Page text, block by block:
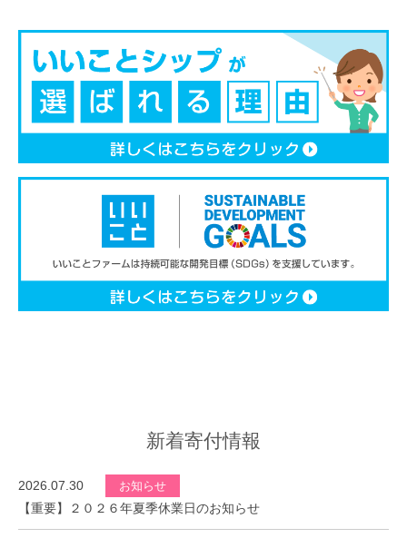
新着寄付情報
2026.07.30 お知らせ
【重要】２０２６年夏季休業日のお知らせ